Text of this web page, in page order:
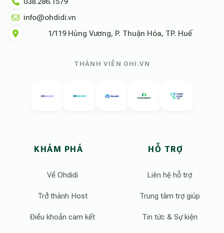
info@ohdidi.vn
1/119 Hùng Vương, P. Thuận Hóa, TP. Huế
THÀNH VIÊN OHI.VN
KHÁM PHÁ
Về Ohdidi
Trở thành Host
Điều khoản cam kết
HỖ TRỢ
Liên hệ hỗ trợ
Trung tâm trợ giúp
Tin tức & Sự kiện